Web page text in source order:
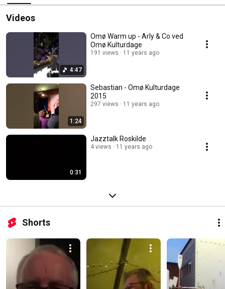
Videos
4:47
Omø Warm up - Arly & Co ved
Omø Kulturdage
191 views 11 years ago
1:24
Sebastian - Omø Kulturdage
2015
297 views 11 years ago
0:31
Jazztalk Roskilde
4 views 11 years ago
Shorts